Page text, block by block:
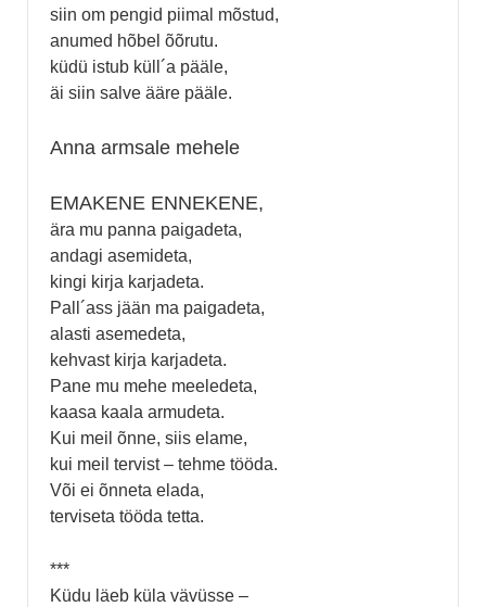
siin om pengid piimal mõstud,
anumed hõbel õõrutu.
küdü istub küll´a pääle,
äi siin salve ääre pääle.
Anna armsale mehele
EMAKENE ENNEKENE,
ära mu panna paigadeta,
andagi asemideta,
kingi kirja karjadeta.
Pall´ass jään ma paigadeta,
alasti asemedeta,
kehvast kirja karjadeta.
Pane mu mehe meeledeta,
kaasa kaala armudeta.
Kui meil õnne, siis elame,
kui meil tervist – tehme tööda.
Või ei õnneta elada,
terviseta tööda tetta.
***
Küdu läeb küla vävüsse –